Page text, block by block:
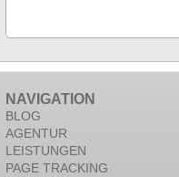
NAVIGATION
BLOG
AGENTUR
LEISTUNGEN
PAGE TRACKING